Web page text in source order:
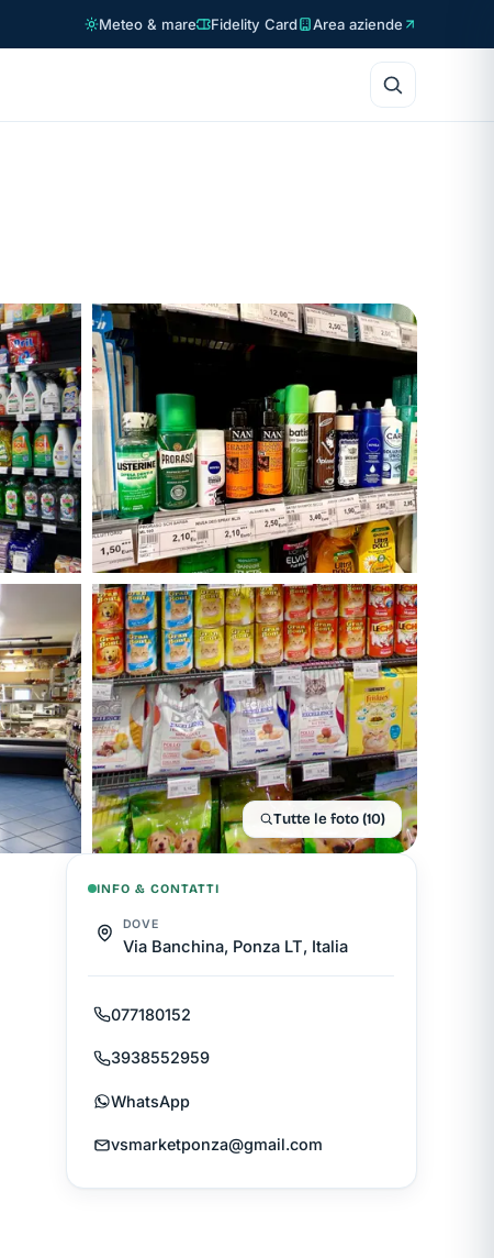
Meteo & mare Fidelity Card Area aziende
Tutte le foto (10)
INFO & CONTATTI
DOVE
Via Banchina, Ponza LT, Italia
077180152
3938552959
WhatsApp
vsmarketponza@gmail.com